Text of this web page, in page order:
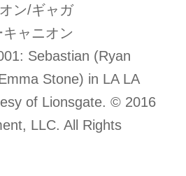
ン/ギャガ
ャニオン
Sebastian (Ryan
Stone) in LA LA
of Lionsgate. © 2016
LLC. All Rights